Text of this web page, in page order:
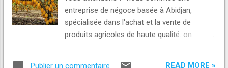
https://wa.me/2290193232323 +229 01 46-
46-46-20 https://wa.me/2290146464620
Numéro Telegram +229 01 98-98-98-30
+228 96 96 71 72 WhatsApp Direct Link:
entreprise de négoce basée à Abidjan,
spécialisée dans l'achat et la vente de
produits agricoles de haute qualité. on
Publier un commentaire READ MORE »